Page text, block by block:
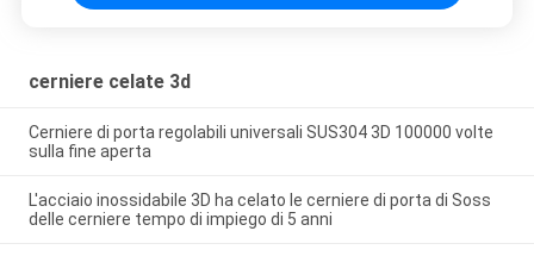
cerniere celate 3d
Cerniere di porta regolabili universali SUS304 3D 100000 volte
sulla fine aperta
L'acciaio inossidabile 3D ha celato le cerniere di porta di Soss
delle cerniere tempo di impiego di 5 anni